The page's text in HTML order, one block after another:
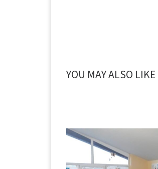
YOU MAY ALSO LIKE